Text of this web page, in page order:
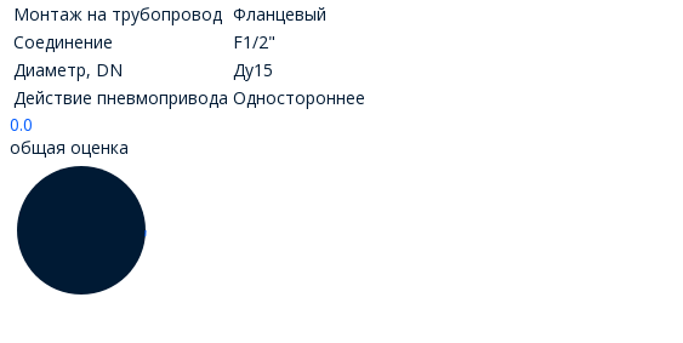
Монтаж на трубопровод Фланцевый
Соединение
F1/2"
Диаметр, DN
Ду15
Действие пневмопривода Одностороннее
0.0
общая оценка